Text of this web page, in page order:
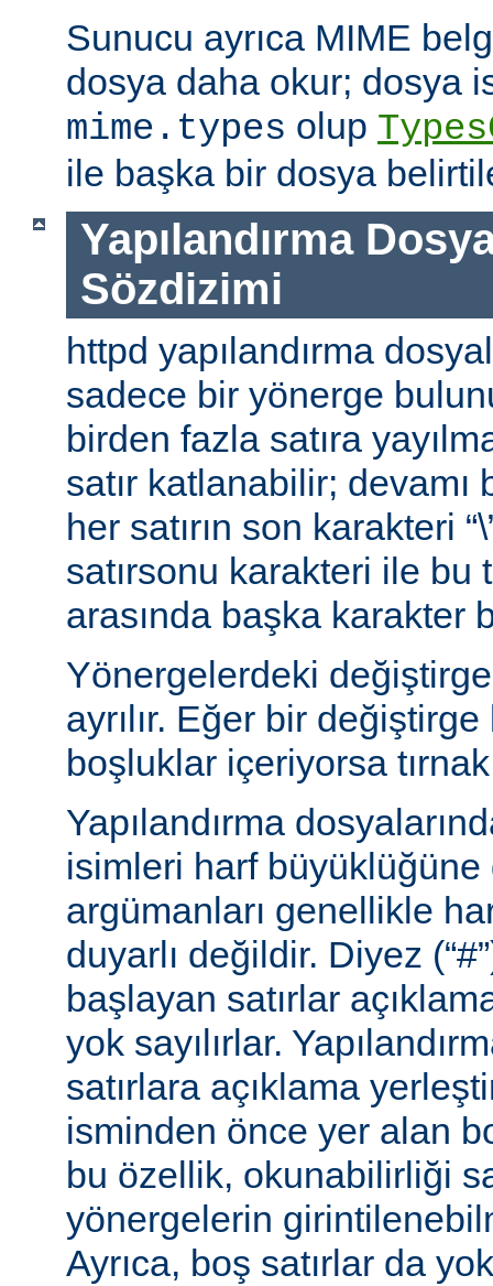
Sunucu ayrıca MIME
dosya daha okur; dosya
mime.types olup
ile başka bir dosya
Yapılandırma
Sözdizimi
httpd yapılandırma
sadece bir yönerge
birden fazla satıra
satır katlanabilir; devamı
her satırın son karakteri
satırsonu karakteri ile bu
arasında başka karakter
Yönergelerdeki
ayrılır. Eğer bir
boşluklar içeriyorsa tırnak
Yapılandırma
isimleri harf büyüklüğüne
argümanları genellikle
duyarlı değildir. Diyez
başlayan satırlar
yok sayılırlar.
satırlara açıklama
isminden önce yer alan
bu özellik, okunabilirliği
yönergelerin
Ayrıca, boş satırlar da